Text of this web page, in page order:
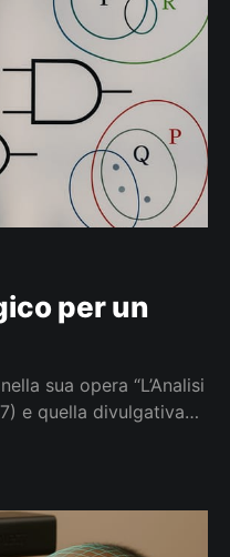
per un
sua opera “L’Analisi
e quella divulgativa
si realizzava il sogno
il ragionamento al